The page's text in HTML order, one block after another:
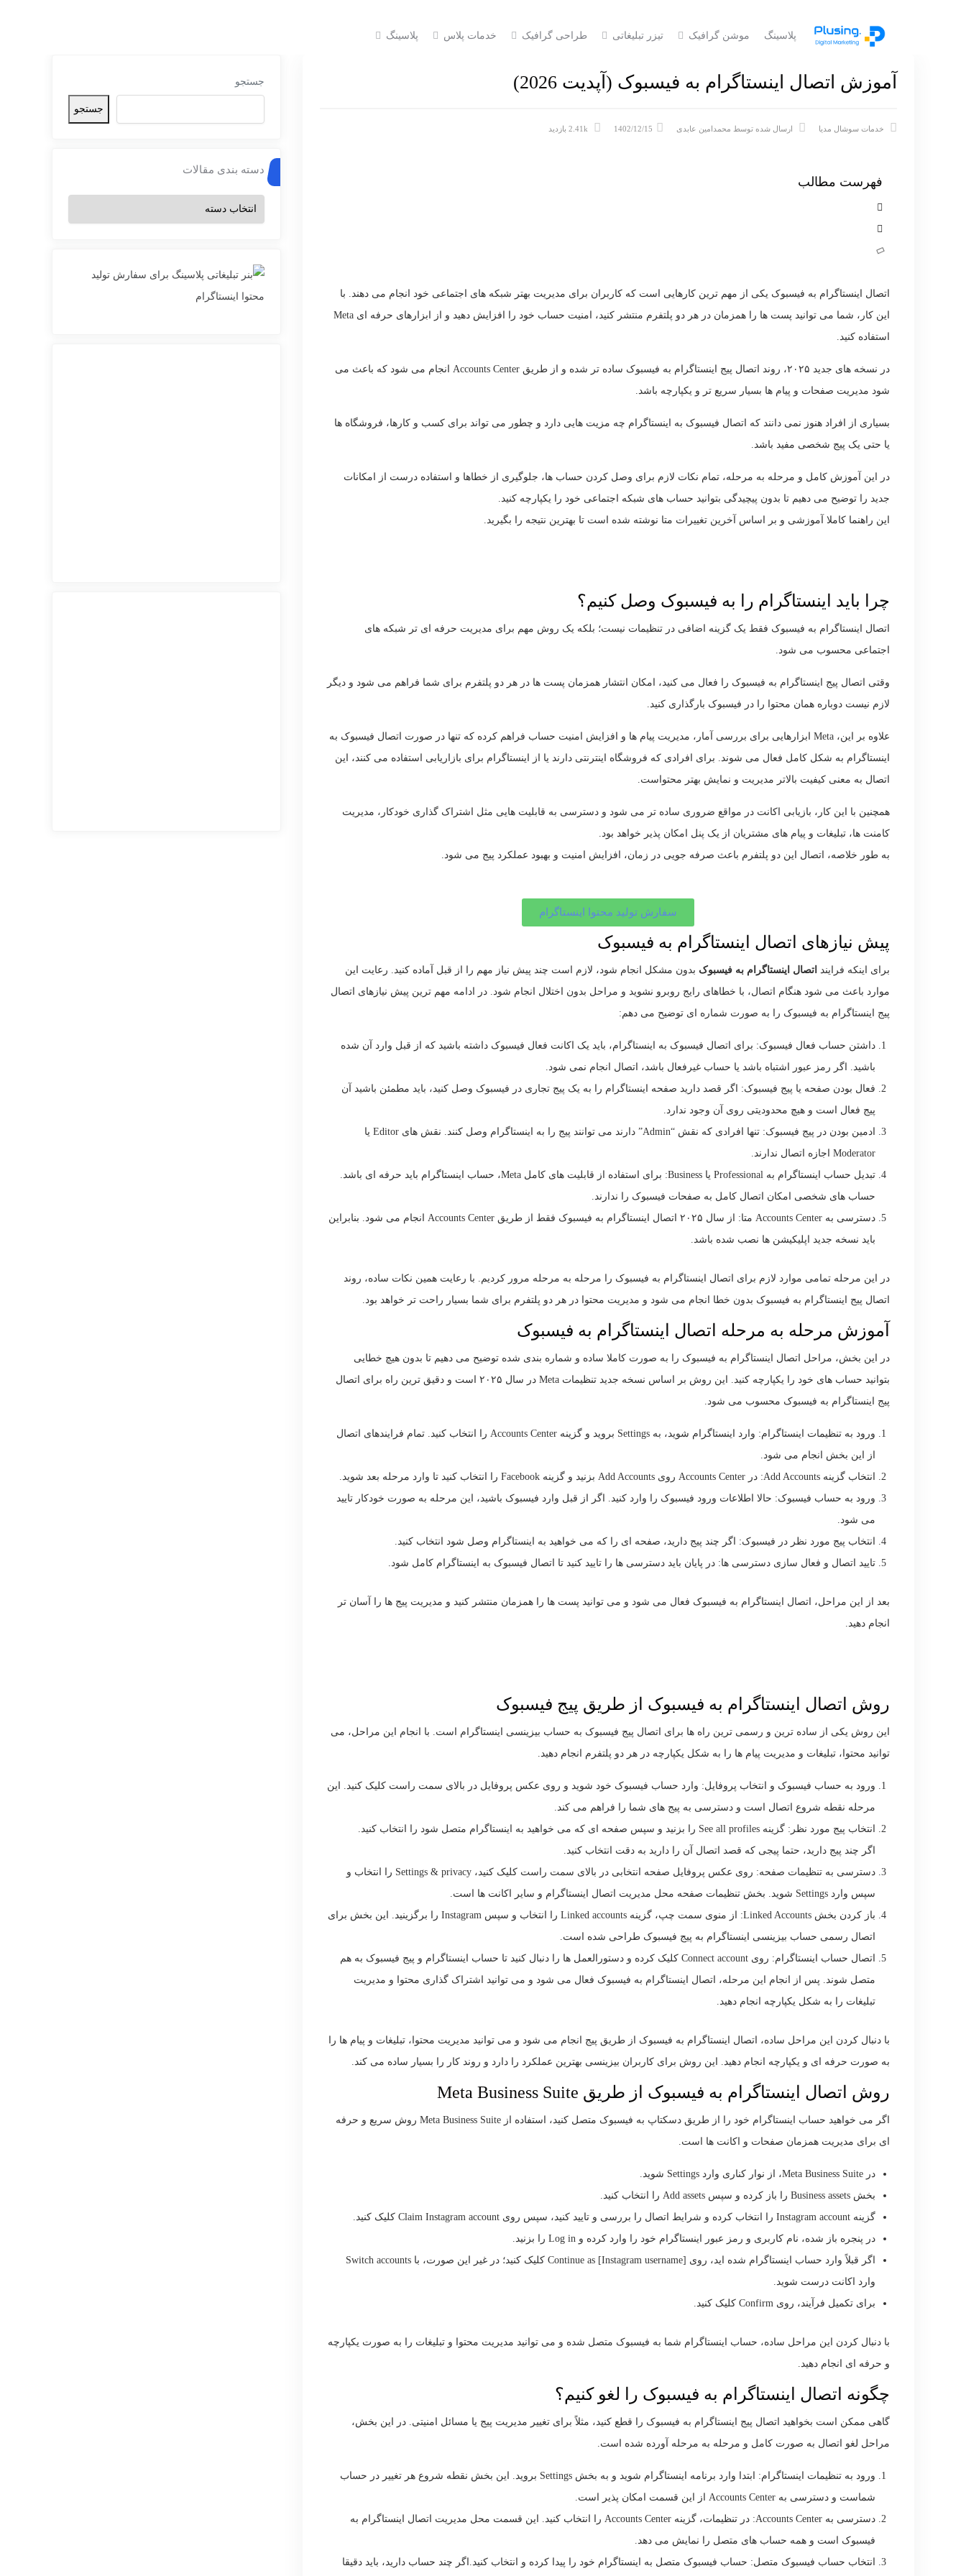
پلاسینگ موشن گرافیک تیزر تبلیغاتی طراحی گرافیک خدمات پلاس پلاسینگ
آموزش اتصال اینستاگرام به فیسبوک (آپدیت 2026)
خدمات سوشال مدیا ارسال شده توسط محمدامین عابدی 1402/12/15
فهرست مطالب
اتصال اینستاگرام به فیسبوک یکی از مهم ترین کارهایی است که کاربران برای مدیریت بهتر شبکه های اجتماعی خود انجام می دهند. با
این کار، شما می توانید پست ها را همزمان در هر دو پلتفرم منتشر کنید، امنیت حساب خود را افزایش دهید و از ابزارهای حرفه ای Meta
استفاده کنید.
در نسخه های جدید ۲۰۲۵، روند اتصال پیج اینستاگرام به فیسبوک ساده تر شده و از طریق Accounts Center انجام می شود که باعث می
شود مدیریت صفحات و پیام ها بسیار سریع تر و یکپارچه باشد.
بسیاری از افراد هنوز نمی دانند که اتصال فیسبوک به اینستاگرام چه مزیت هایی دارد و چطور می تواند برای کسب و کارها، فروشگاه ها
یا حتی یک پیج شخصی مفید باشد.
در این آموزش کامل و مرحله به مرحله، تمام نکات لازم برای وصل کردن حساب ها، جلوگیری از خطاها و استفاده درست از امکانات
جدید را توضیح می دهیم تا بدون پیچیدگی بتوانید حساب های شبکه اجتماعی خود را یکپارچه کنید.
این راهنما کاملا آموزشی و بر اساس آخرین تغییرات متا نوشته شده است تا بهترین نتیجه را بگیرید.
چرا باید اینستاگرام را به فیسبوک وصل کنیم؟
اتصال اینستاگرام به فیسبوک فقط یک گزینه اضافی در تنظیمات نیست؛ بلکه یک روش مهم برای مدیریت حرفه ای تر شبکه های
اجتماعی محسوب می شود.
وقتی اتصال پیج اینستاگرام به فیسبوک را فعال می کنید، امکان انتشار همزمان پست ها در هر دو پلتفرم برای شما فراهم می شود و دیگر
لازم نیست دوباره همان محتوا را در فیسبوک بارگذاری کنید.
علاوه بر این، Meta ابزارهایی برای بررسی آمار، مدیریت پیام ها و افزایش امنیت حساب فراهم کرده که تنها در صورت اتصال فیسبوک به
اینستاگرام به شکل کامل فعال می شوند. برای افرادی که فروشگاه اینترنتی دارند یا از اینستاگرام برای بازاریابی استفاده می کنند، این
اتصال به معنی کیفیت بالاتر مدیریت و نمایش بهتر محتواست.
همچنین با این کار، بازیابی اکانت در مواقع ضروری ساده تر می شود و دسترسی به قابلیت هایی مثل اشتراک گذاری خودکار، مدیریت
کامنت ها، تبلیغات و پیام های مشتریان از یک پنل امکان پذیر خواهد بود.
به طور خلاصه، اتصال این دو پلتفرم باعث صرفه جویی در زمان، افزایش امنیت و بهبود عملکرد پیج می شود.
سفارش تولید محتوا اینستاگرام
پیش نیازهای اتصال اینستاگرام به فیسبوک
برای اینکه فرایند اتصال اینستاگرام به فیسبوک بدون مشکل انجام شود، لازم است چند پیش نیاز مهم را از قبل آماده کنید. رعایت این
موارد باعث می شود هنگام اتصال، با خطاهای رایج روبرو نشوید و مراحل بدون اختلال انجام شود. در ادامه مهم ترین پیش نیازهای اتصال
پیج اینستاگرام به فیسبوک را به صورت شماره ای توضیح می دهم:
داشتن حساب فعال فیسبوک: برای اتصال فیسبوک به اینستاگرام، باید یک اکانت فعال فیسبوک داشته باشید که از قبل وارد آن شده
باشید. اگر رمز عبور اشتباه باشد یا حساب غیرفعال باشد، اتصال انجام نمی شود.
فعال بودن صفحه یا پیج فیسبوک: اگر قصد دارید صفحه اینستاگرام را به یک پیج تجاری در فیسبوک وصل کنید، باید مطمئن باشید آن
پیج فعال است و هیچ محدودیتی روی آن وجود ندارد.
ادمین بودن در پیج فیسبوک: تنها افرادی که نقش “Admin” دارند می توانند پیج را به اینستاگرام وصل کنند. نقش های Editor یا
Moderator اجازه اتصال ندارند.
تبدیل حساب اینستاگرام به Professional یا Business: برای استفاده از قابلیت های کامل Meta، حساب اینستاگرام باید حرفه ای باشد.
حساب های شخصی امکان اتصال کامل به صفحات فیسبوک را ندارند.
دسترسی به Accounts Center متا: از سال ۲۰۲۵ اتصال اینستاگرام به فیسبوک فقط از طریق Accounts Center انجام می شود. بنابراین
باید نسخه جدید اپلیکیشن ها نصب شده باشد.
در این مرحله تمامی موارد لازم برای اتصال اینستاگرام به فیسبوک را مرحله به مرحله مرور کردیم. با رعایت همین نکات ساده، روند
اتصال پیج اینستاگرام به فیسبوک بدون خطا انجام می شود و مدیریت محتوا در هر دو پلتفرم برای شما بسیار راحت تر خواهد بود.
آموزش مرحله به مرحله اتصال اینستاگرام به فیسبوک
در این بخش، مراحل اتصال اینستاگرام به فیسبوک را به صورت کاملا ساده و شماره بندی شده توضیح می دهیم تا بدون هیچ خطایی
بتوانید حساب های خود را یکپارچه کنید. این روش بر اساس نسخه جدید تنظیمات Meta در سال ۲۰۲۵ است و دقیق ترین راه برای اتصال
پیج اینستاگرام به فیسبوک محسوب می شود.
ورود به تنظیمات اینستاگرام: وارد اینستاگرام شوید، به Settings بروید و گزینه Accounts Center را انتخاب کنید. تمام فرایندهای اتصال
از این بخش انجام می شود.
انتخاب گزینه Add Accounts: در Accounts Center روی Add Accounts بزنید و گزینه Facebook را انتخاب کنید تا وارد مرحله بعد شوید.
ورود به حساب فیسبوک: حالا اطلاعات ورود فیسبوک را وارد کنید. اگر از قبل وارد فیسبوک باشید، این مرحله به صورت خودکار تایید
می شود.
انتخاب پیج مورد نظر در فیسبوک: اگر چند پیج دارید، صفحه ای را که می خواهید به اینستاگرام وصل شود انتخاب کنید.
تایید اتصال و فعال سازی دسترسی ها: در پایان باید دسترسی ها را تایید کنید تا اتصال فیسبوک به اینستاگرام کامل شود.
بعد از این مراحل، اتصال اینستاگرام به فیسبوک فعال می شود و می توانید پست ها را همزمان منتشر کنید و مدیریت پیج ها را آسان تر
انجام دهید.
روش اتصال اینستاگرام به فیسبوک از طریق پیج فیسبوک
این روش یکی از ساده ترین و رسمی ترین راه ها برای اتصال پیج فیسبوک به حساب بیزینسی اینستاگرام است. با انجام این مراحل، می
توانید محتوا، تبلیغات و مدیریت پیام ها را به شکل یکپارچه در هر دو پلتفرم انجام دهید.
ورود به حساب فیسبوک و انتخاب پروفایل: وارد حساب فیسبوک خود شوید و روی عکس پروفایل در بالای سمت راست کلیک کنید. این
مرحله نقطه شروع اتصال است و دسترسی به پیج های شما را فراهم می کند.
انتخاب پیج مورد نظر: گزینه See all profiles را بزنید و سپس صفحه ای که می خواهید به اینستاگرام متصل شود را انتخاب کنید.
اگر چند پیج دارید، حتما پیجی که قصد اتصال آن را دارید به دقت انتخاب کنید.
دسترسی به تنظیمات صفحه: روی عکس پروفایل صفحه انتخابی در بالای سمت راست کلیک کنید، Settings & privacy را انتخاب و
سپس وارد Settings شوید. بخش تنظیمات صفحه محل مدیریت اتصال اینستاگرام و سایر اکانت ها است.
باز کردن بخش Linked Accounts: از منوی سمت چپ، گزینه Linked accounts را انتخاب و سپس Instagram را برگزینید. این بخش برای
اتصال رسمی حساب بیزینسی اینستاگرام به پیج فیسبوک طراحی شده است.
اتصال حساب اینستاگرام: روی Connect account کلیک کرده و دستورالعمل ها را دنبال کنید تا حساب اینستاگرام و پیج فیسبوک به هم
متصل شوند. پس از انجام این مرحله، اتصال اینستاگرام به فیسبوک فعال می شود و می توانید اشتراک گذاری محتوا و مدیریت
تبلیغات را به شکل یکپارچه انجام دهید.
با دنبال کردن این مراحل ساده، اتصال اینستاگرام به فیسبوک از طریق پیج انجام می شود و می توانید مدیریت محتوا، تبلیغات و پیام ها را
به صورت حرفه ای و یکپارچه انجام دهید. این روش برای کاربران بیزینسی بهترین عملکرد را دارد و روند کار را بسیار ساده می کند.
روش اتصال اینستاگرام به فیسبوک از طریق Meta Business Suite
اگر می خواهید حساب اینستاگرام خود را از طریق دسکتاپ به فیسبوک متصل کنید، استفاده از Meta Business Suite روش سریع و حرفه
ای برای مدیریت همزمان صفحات و اکانت ها است.
در Meta Business Suite، از نوار کناری وارد Settings شوید.
بخش Business assets را باز کرده و سپس Add assets را انتخاب کنید.
گزینه Instagram account را انتخاب کرده و شرایط اتصال را بررسی و تایید کنید، سپس روی Claim Instagram account کلیک کنید.
در پنجره باز شده، نام کاربری و رمز عبور اینستاگرام خود را وارد کرده و Log in را بزنید.
اگر قبلاً وارد حساب اینستاگرام شده اید، روی Continue as [Instagram username] کلیک کنید؛ در غیر این صورت، با Switch accounts
وارد اکانت درست شوید.
برای تکمیل فرآیند، روی Confirm کلیک کنید.
با دنبال کردن این مراحل ساده، حساب اینستاگرام شما به فیسبوک متصل شده و می توانید مدیریت محتوا و تبلیغات را به صورت یکپارچه
و حرفه ای انجام دهید.
چگونه اتصال اینستاگرام به فیسبوک را لغو کنیم؟
گاهی ممکن است بخواهید اتصال پیج اینستاگرام به فیسبوک را قطع کنید، مثلاً برای تغییر مدیریت پیج یا مسائل امنیتی. در این بخش،
مراحل لغو اتصال به صورت کامل و مرحله به مرحله آورده شده است.
ورود به تنظیمات اینستاگرام: ابتدا وارد برنامه اینستاگرام شوید و به بخش Settings بروید. این بخش نقطه شروع هر تغییر در حساب
شماست و دسترسی به Accounts Center از این قسمت امکان پذیر است.
دسترسی به Accounts Center: در تنظیمات، گزینه Accounts Center را انتخاب کنید. این قسمت محل مدیریت اتصال اینستاگرام به
فیسبوک است و همه حساب های متصل را نمایش می دهد.
انتخاب حساب فیسبوک متصل: حساب فیسبوک متصل به اینستاگرام خود را پیدا کرده و انتخاب کنید.اگر چند حساب دارید، باید دقیقا
جستجو
جستجو
دسته بندی مقالات